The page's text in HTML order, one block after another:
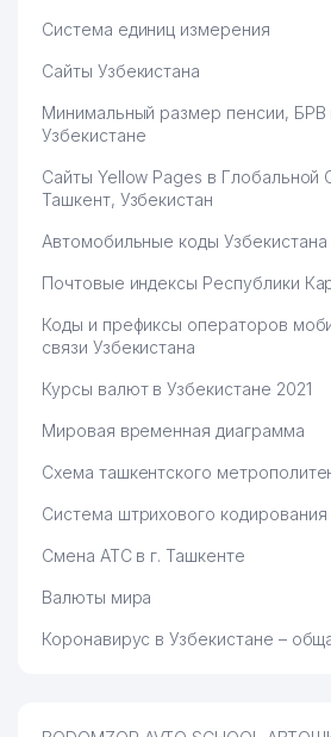
Система единиц измерения
Сайты Узбекистана
Минимальный размер пенсии,
Узбекистане
Сайты Yellow Pages в Глобальной
Ташкент, Узбекистан
Автомобильные коды Узбекистана
Почтовые индексы Республики
Коды и префиксы операторов
связи Узбекистана
Курсы валют в Узбекистане 2021
Мировая временная диаграмма
Схема ташкентского
Система штрихового кодирования
Смена АТС в г. Ташкенте
Валюты мира
Коронавирус в Узбекистане –